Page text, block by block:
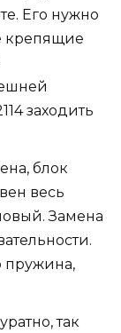
Его нужно
крепящие
заходить
блок
весь
Замена
пружина,
так